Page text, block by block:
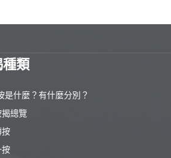
類
是什麼？有什麼分別？
總覽